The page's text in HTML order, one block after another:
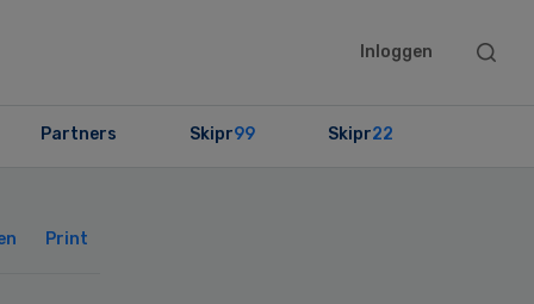
Inloggen
Search
Partners Skipr99 Skipr22
Print